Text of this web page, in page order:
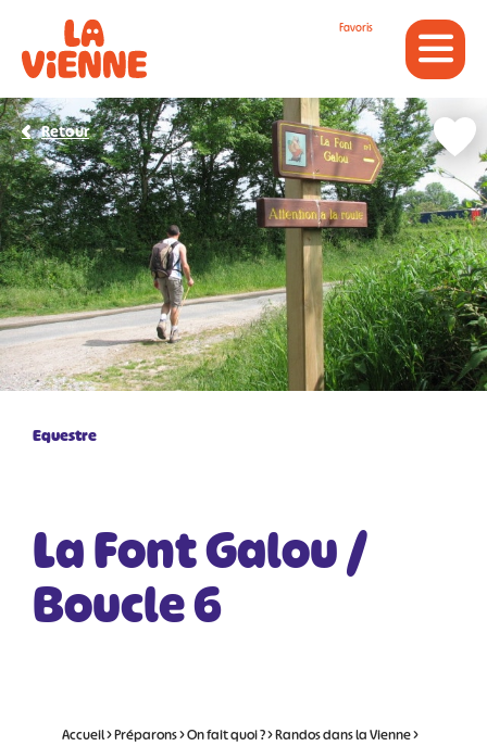
Favoris
Equestre
La Font Galou /
Boucle 6
Retour
Accueil>Préparons>On fait quoi ?>Randos dans la Vienne>